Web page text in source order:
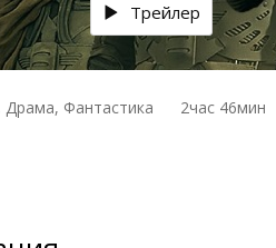
Трейлер
Фантастика 2час 46мин